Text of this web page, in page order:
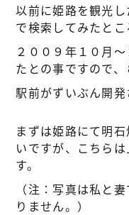
以前に姫路を観光
で検索してみたとこ
２００９年１０月
たとの事ですので、
駅前がずいぶん開発
まずは姫路にて明
いですが、こちら
す。
（注：写真は私と
りません。）